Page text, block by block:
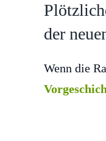
der
Wenn die